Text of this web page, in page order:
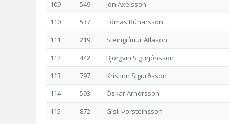
109
549
Jón Axelsson
110
537
Tómas Rúnarsson
111
219
Steingrímur Atlason
112
442
Björgvin Sigurjónsson
113
797
Kristinn Sigurðsson
114
593
Óskar Arnórsson
115
872
Gísli Þorsteinsson